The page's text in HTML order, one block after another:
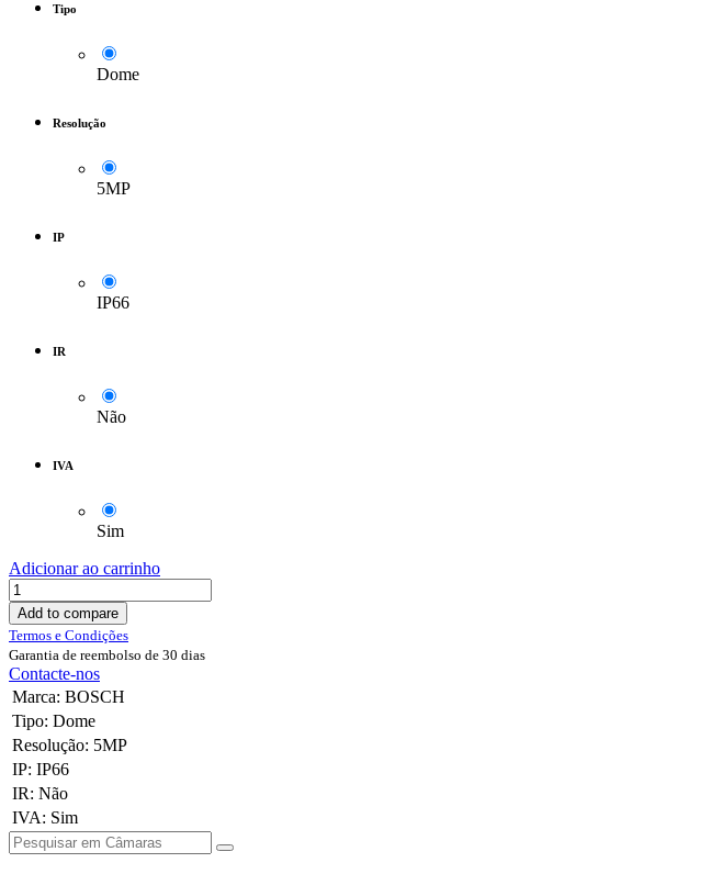
Tipo
Dome
Resolução
5MP
IP
IP66
IR
Não
IVA
Sim
Adicionar ao carrinho
Add to compare
Termos e Condições
Garantia de reembolso de 30 dias
Contacte-nos
Marca: BOSCH
Tipo: Dome
Resolução: 5MP
IP: IP66
IR: Não
IVA: Sim